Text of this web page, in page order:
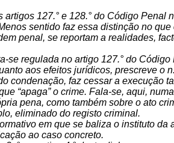
artigos 127.° e 128.° do Código
sentido faz essa distinção no
penal, se reportam a realidades,
se regulada no artigo 127.° do
aos efeitos jurídicos, prescreve o
condenação, faz cessar a execução
“apaga” o crime. Fala-se, aqui,
pena, como também sobre o ato
eliminado do registo criminal.
em que se baliza o instituto
ao caso concreto.